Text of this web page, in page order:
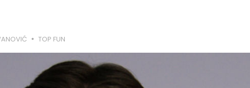
TOP FUN